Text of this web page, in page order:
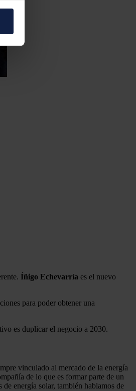
Íñigo Echevarría es el nuevo
para poder obtener una
es duplicar el negocio a 2030.
vinculado al mercado de la energía
de lo que es formar parte de un
energía solar, también hablamos de